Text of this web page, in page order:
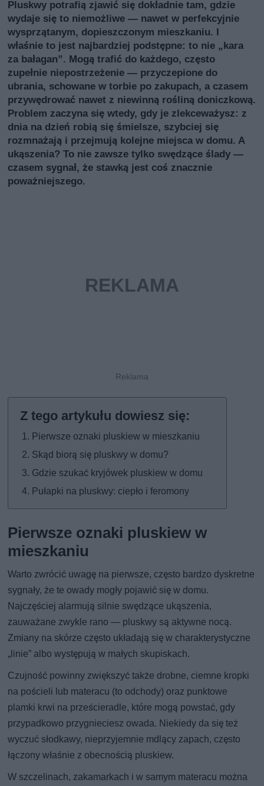
Pluskwy potrafią zjawić się dokładnie tam, gdzie
wydaje się to niemożliwe — nawet w perfekcyjnie
wysprzątanym, dopieszczonym mieszkaniu. I
właśnie to jest najbardziej podstępne: to nie „kara
za bałagan”. Mogą trafić do każdego, często
zupełnie niepostrzeżenie — przyczepione do
ubrania, schowane w torbie po zakupach, a czasem
przywędrować nawet z niewinną rośliną doniczkową.
Problem zaczyna się wtedy, gdy je zlekceważysz: z
dnia na dzień robią się śmielsze, szybciej się
rozmnażają i przejmują kolejne miejsca w domu. A
ukąszenia? To nie zawsze tylko swędzące ślady —
czasem sygnał, że stawką jest coś znacznie
poważniejszego.
Pierwsze oznaki pluskiew w mieszkaniu
Skąd biorą się pluskwy w domu?
Gdzie szukać kryjówek pluskiew w domu
Pułapki na pluskwy: ciepło i feromony
Pierwsze oznaki pluskiew w
mieszkaniu
Warto zwrócić uwagę na pierwsze, często bardzo dyskretne
sygnały, że te owady mogły pojawić się w domu.
Najczęściej alarmują silnie swędzące ukąszenia,
zauważane zwykle rano — pluskwy są aktywne nocą.
Zmiany na skórze często układają się w charakterystyczne
„linie” albo występują w małych skupiskach.
Czujność powinny zwiększyć także drobne, ciemne kropki
na pościeli lub materacu (to odchody) oraz punktowe
plamki krwi na prześcieradle, które mogą powstać, gdy
przypadkowo przygnieciesz owada. Niekiedy da się też
wyczuć słodkawy, nieprzyjemnie mdlący zapach, często
łączony właśnie z obecnością pluskiew.
W szczelinach, zakamarkach i w samym materacu można